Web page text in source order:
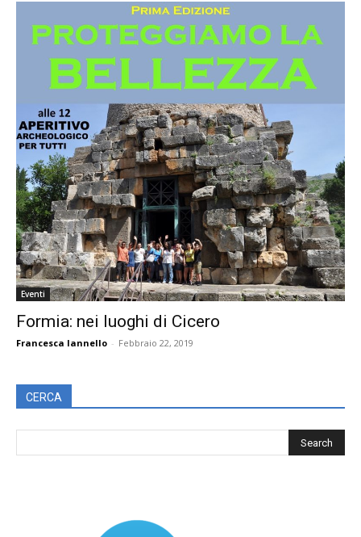
Eventi
Formia: nei luoghi di Cicero
Francesca Iannello - Febbraio 22, 2019
CERCA